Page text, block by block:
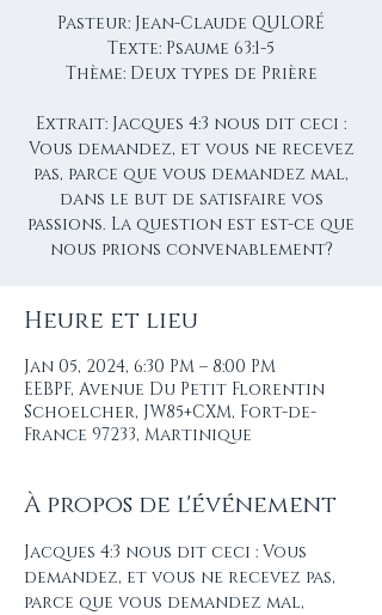
Pasteur: Jean-Claude QULORÉ
Texte: Psaume 63:1-5
Thème: Deux types de Prière
Extrait: Jacques 4:3 nous dit ceci :
Vous demandez, et vous ne recevez
pas, parce que vous demandez mal,
dans le but de satisfaire vos
passions. La question est est-ce que
nous prions convenablement?
Heure et lieu
Jan 05, 2024, 6:30 PM – 8:00 PM
EEBPF, Avenue Du Petit Florentin
Schoelcher, JW85+CXM, Fort-de-
France 97233, Martinique
À propos de l'événement
Jacques 4:3 nous dit ceci : Vous
demandez, et vous ne recevez pas,
parce que vous demandez mal,